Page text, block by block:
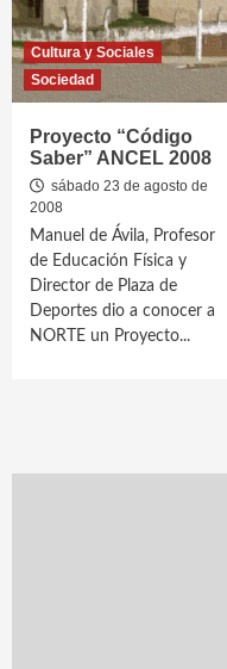
Cultura y Sociales
Sociedad
Proyecto “Código
Saber” ANCEL 2008
sábado 23 de agosto de
2008
Manuel de Ávila, Profesor
de Educación Física y
Director de Plaza de
Deportes dio a conocer a
NORTE un Proyecto...